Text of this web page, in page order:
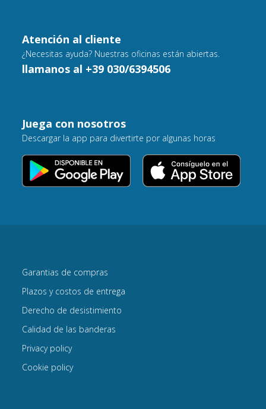
Atención al cliente
¿Necesitas ayuda? Nuestras oficinas están abiertas.
llamanos al +39 030/6394506
Juega con nosotros
Descargar la app para divertirte por algunas horas
Garantias de compras
Plazos y costos de entrega
Derecho de desistimiento
Calidad de las banderas
Privacy policy
Cookie policy